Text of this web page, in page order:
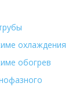
охлаждения
обогрев